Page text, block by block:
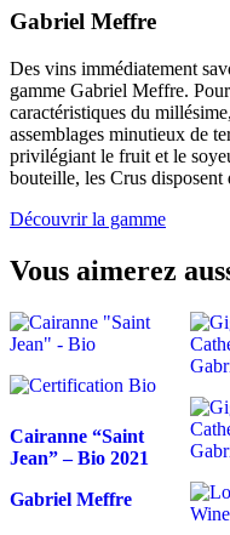
Gabriel Meffre
Des vins immédiatement
gamme Gabriel Meffre.
caractéristiques du
assemblages minutieux de
privilégiant le fruit et le
bouteille, les Crus disposent
Découvrir la gamme
Vous aimerez
Cairanne “Saint
Jean” – Bio 2021
Gabriel Meffre